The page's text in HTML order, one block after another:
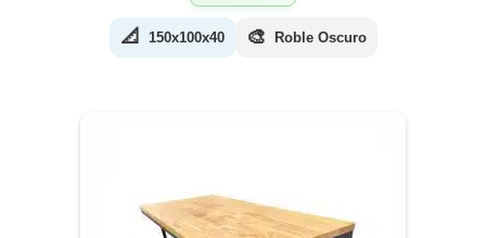
📐 150x100x40 🎨 Roble Oscuro